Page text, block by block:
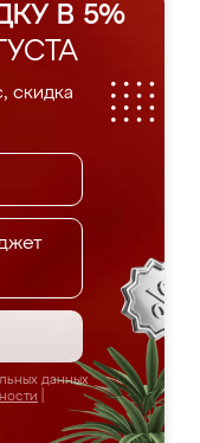
В 5%
скидка
данных